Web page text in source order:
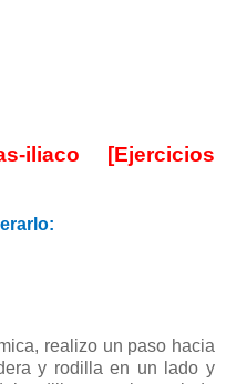
iliaco [Ejercicios
realizo un paso hacia
y rodilla en un lado y